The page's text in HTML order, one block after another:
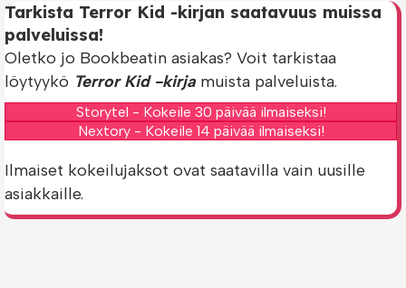
Tarkista Terror Kid -kirjan saatavuus muissa
palveluissa!
Oletko jo Bookbeatin asiakas? Voit tarkistaa
löytyykö Terror Kid -kirja muista palveluista.
Storytel - Kokeile 30 päivää ilmaiseksi!
Nextory - Kokeile 14 päivää ilmaiseksi!
Ilmaiset kokeilujaksot ovat saatavilla vain uusille
asiakkaille.